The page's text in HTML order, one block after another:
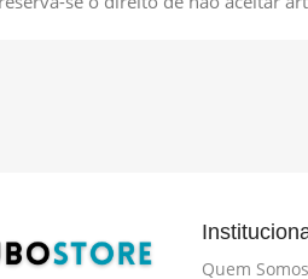
Quem Somos